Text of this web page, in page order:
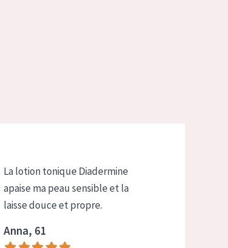
La lotion tonique Diadermine
apaise ma peau sensible et la
laisse douce et propre.
Anna, 61